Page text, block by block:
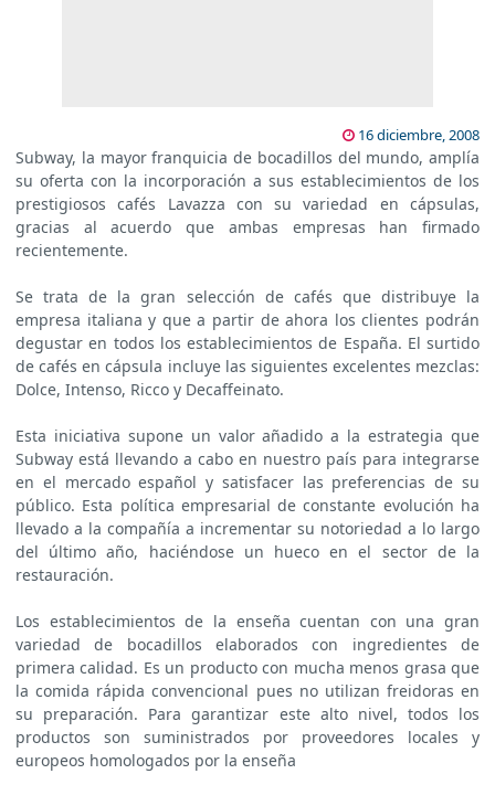
16 diciembre, 2008
Subway, la mayor franquicia de bocadillos del mundo, amplía
su oferta con la incorporación a sus establecimientos de los
prestigiosos cafés Lavazza con su variedad en cápsulas,
gracias al acuerdo que ambas empresas han firmado
recientemente.
Se trata de la gran selección de cafés que distribuye la
empresa italiana y que a partir de ahora los clientes podrán
degustar en todos los establecimientos de España. El surtido
de cafés en cápsula incluye las siguientes excelentes mezclas:
Dolce, Intenso, Ricco y Decaffeinato.
Esta iniciativa supone un valor añadido a la estrategia que
Subway está llevando a cabo en nuestro país para integrarse
en el mercado español y satisfacer las preferencias de su
público. Esta política empresarial de constante evolución ha
llevado a la compañía a incrementar su notoriedad a lo largo
del último año, haciéndose un hueco en el sector de la
restauración.
Los establecimientos de la enseña cuentan con una gran
variedad de bocadillos elaborados con ingredientes de
primera calidad. Es un producto con mucha menos grasa que
la comida rápida convencional pues no utilizan freidoras en
su preparación. Para garantizar este alto nivel, todos los
productos son suministrados por proveedores locales y
europeos homologados por la enseña